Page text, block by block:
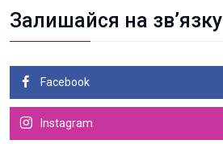
Залишайся на зв’язку
Facebook
Instagram